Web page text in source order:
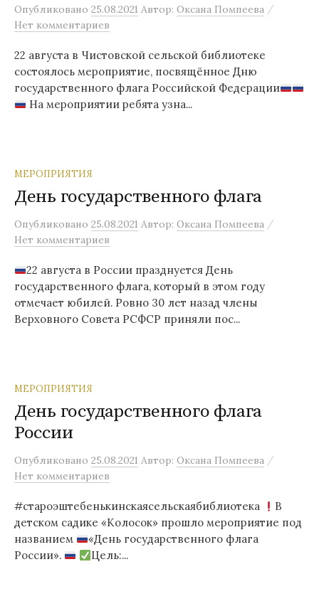
Опубликовано 25.08.2021 Автор: Оксана Помпеева /
Нет комментариев
22 августа в Чистовской сельской библиотеке
состоялось мероприятие, посвящённое Дню
государственного флага Российской Федерации
На мероприятии ребята узна...
МЕРОПРИЯТИЯ
День государственного флага
Опубликовано 25.08.2021 Автор: Оксана Помпеева /
Нет комментариев
22 августа в России празднуется День
государственного флага, который в этом году
отмечает юбилей. Ровно 30 лет назад члены
Верховного Совета РСФСР приняли пос...
МЕРОПРИЯТИЯ
День государственного флага
России
Опубликовано 25.08.2021 Автор: Оксана Помпеева /
Нет комментариев
#староэштебенькинскаясельскаябиблиотека
В
детском садике «Колосок» прошло мероприятие под
названием
«День государственного флага
России».
Цель:...